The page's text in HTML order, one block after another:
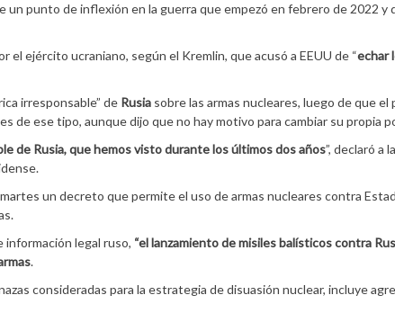
punto de inflexión en la guerra que empezó en febrero de 2022 y
el ejército ucraniano, según el Kremlin, que acusó a EEUU de “echar
irresponsable” de Rusia sobre las armas nucleares, luego de que
de ese tipo, aunque dijo que no hay motivo para cambiar su propia
de Rusia, que hemos visto durante los últimos dos años”, declaró a la
un decreto que permite el uso de armas nucleares contra
legal ruso, “el lanzamiento de misiles balísticos contra
.
consideradas para la estrategia de disuasión nuclear, incluye